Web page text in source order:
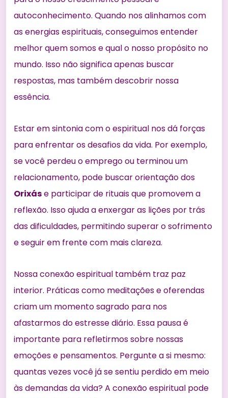
autoconhecimento. Quando nos alinhamos com
as energias espirituais, conseguimos entender
melhor quem somos e qual o nosso propósito no
mundo. Isso não significa apenas buscar
respostas, mas também descobrir nossa
essência.
Estar em sintonia com o espiritual nos dá forças
para enfrentar os desafios da vida. Por exemplo,
se você perdeu o emprego ou terminou um
relacionamento, pode buscar orientação dos
Orixáse participar de rituais que promovem a
reflexão. Isso ajuda a enxergar as lições por trás
das dificuldades, permitindo superar o sofrimento
e seguir em frente com mais clareza.
Nossa conexão espiritual também traz paz
interior. Práticas como meditações e oferendas
criam um momento sagrado para nos
afastarmos do estresse diário. Essa pausa é
importante para refletirmos sobre nossas
emoções e pensamentos. Pergunte a si mesmo:
quantas vezes você já se sentiu perdido em meio
às demandas da vida? A conexão espiritual pode